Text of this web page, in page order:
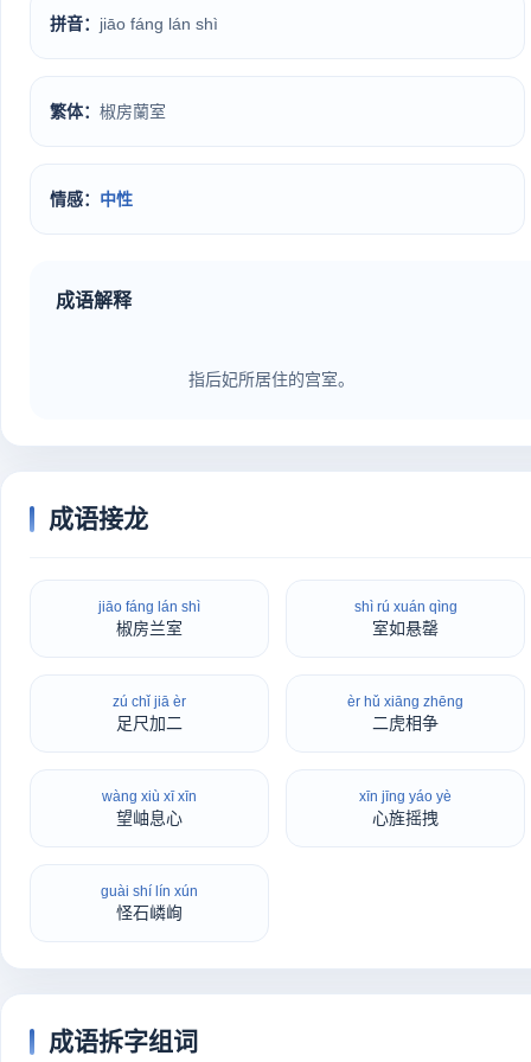
拼音： jiāo fáng lán shì
繁体： 椒房蘭室
情感： 中性
成语解释
                            指后妃所居住的宫室。
成语接龙
jiāo fáng lán shì
椒房兰室
shì rú xuán qìng
室如悬罄
zú chǐ jiā èr
足尺加二
èr hǔ xiāng zhēng
二虎相争
wàng xiù xī xīn
望岫息心
xīn jīng yáo yè
心旌摇拽
guài shí lín xún
怪石嶙峋
成语拆字组词